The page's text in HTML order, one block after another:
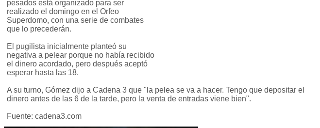
pesados está organizado para ser
realizado el domingo en el Orfeo
Superdomo, con una serie de combates
que lo precederán.
El pugilista inicialmente planteó su
negativa a pelear porque no había recibido
el dinero acordado, pero después aceptó
esperar hasta las 18.
A su turno, Gómez dijo a Cadena 3 que "la pelea se va a hacer. Tengo que depositar el
dinero antes de las 6 de la tarde, pero la venta de entradas viene bien".
Fuente: cadena3.com